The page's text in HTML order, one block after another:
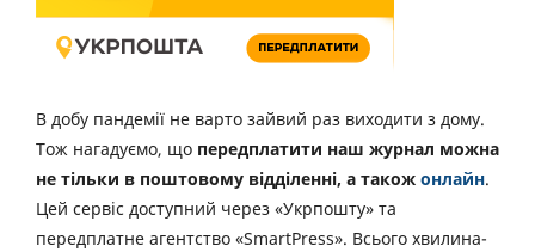
В добу пандемії не варто зайвий раз виходити з дому.
Тож нагадуємо, що передплатити наш журнал можна
не тільки в поштовому відділенні, а також онлайн.
Цей сервіс доступний через «Укрпошту» та
передплатне агентство «SmartPress». Всього хвилина-